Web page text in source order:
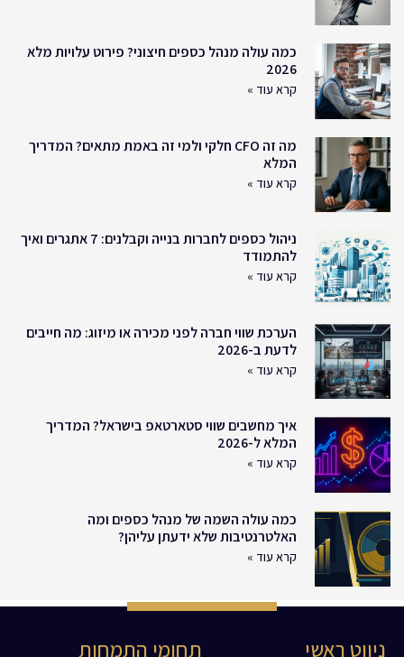
כמה עולה מנהל כספים חיצוני? פירוט עלויות מלא
2026
קרא עוד »
מה זה CFO חלקי ולמי זה באמת מתאים? המדריך
המלא
קרא עוד »
ניהול כספים לחברות בנייה וקבלנים: 7 אתגרים ואיך
להתמודד
קרא עוד »
הערכת שווי חברה לפני מכירה או מיזוג: מה חייבים
לדעת ב-2026
קרא עוד »
איך מחשבים שווי סטארטאפ בישראל? המדריך
המלא ל-2026
קרא עוד »
כמה עולה השמה של מנהל כספים ומה
האלטרנטיבות שלא ידעתן עליהן?
קרא עוד »
ניווט ראשי תחומי התמחות